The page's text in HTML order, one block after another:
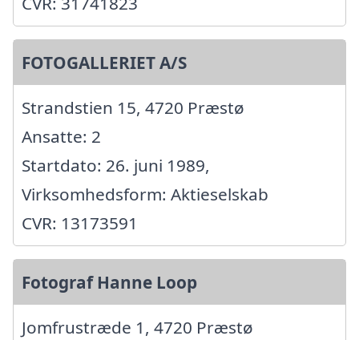
FOTOGALLERIET A/S
Strandstien 15, 4720 Præstø
Ansatte: 2
Startdato: 26. juni 1989,
Virksomhedsform: Aktieselskab
CVR: 13173591
Fotograf Hanne Loop
Jomfrustræde 1, 4720 Præstø